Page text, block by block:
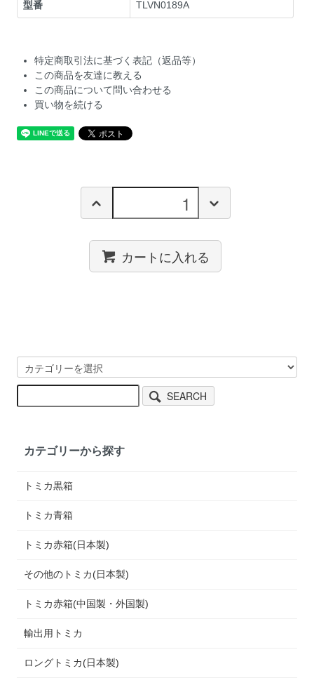
型番 TLVN0189A
特定商取引法に基づく表記（返品等）
この商品を友達に教える
この商品について問い合わせる
買い物を続ける
カートに入れる
SEARCH
カテゴリーから探す
トミカ黒箱
トミカ青箱
トミカ赤箱(日本製)
その他のトミカ(日本製)
トミカ赤箱(中国製・外国製)
輸出用トミカ
ロングトミカ(日本製)